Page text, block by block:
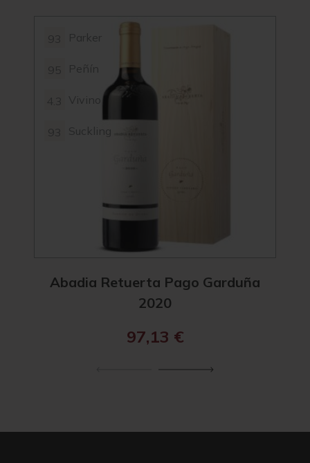
Parker
Peñín
Vivino
Suckling
Abadia Retuerta Pago Garduña
2020
97,13 €